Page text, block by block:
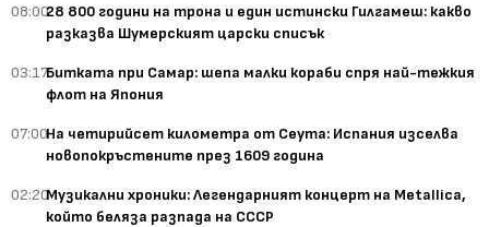
08:0028 800 години на трона и един истински Гилгамеш: какво
разказва Шумерският царски списък
03:17Битката при Самар: шепа малки кораби спря най-тежкия
флот на Япония
07:00На четирийсет километра от Сеута: Испания изселва
новопокръстените през 1609 година
02:20Музикални хроники: Легендарният концерт на Metallica,
който беляза разпада на СССР